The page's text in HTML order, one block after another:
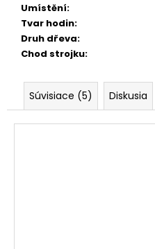
Umístění:
Tvar hodin:
Druh dřeva:
Chod strojku:
Súvisiace (5) Diskusia